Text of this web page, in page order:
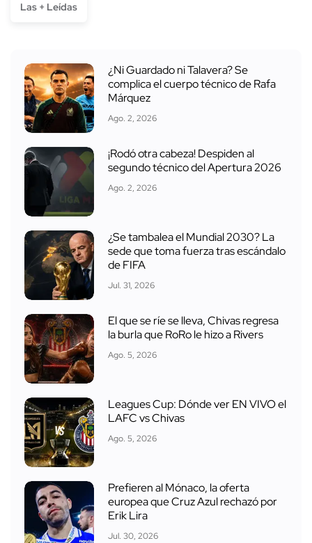
Las + Leídas
¿Ni Guardado ni Talavera? Se
complica el cuerpo técnico de Rafa
Márquez
Ago. 2, 2026
¡Rodó otra cabeza! Despiden al
segundo técnico del Apertura 2026
Ago. 2, 2026
¿Se tambalea el Mundial 2030? La
sede que toma fuerza tras escándalo
de FIFA
Jul. 31, 2026
El que se ríe se lleva, Chivas regresa
la burla que RoRo le hizo a Rivers
Ago. 5, 2026
Leagues Cup: Dónde ver EN VIVO el
LAFC vs Chivas
Ago. 5, 2026
Prefieren al Mónaco, la oferta
europea que Cruz Azul rechazó por
Erik Lira
Jul. 30, 2026